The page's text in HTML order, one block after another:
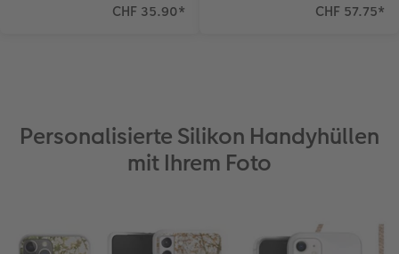
CHF 35.90* CHF 57.75*
Personalisierte Silikon Handyhüllen
mit Ihrem Foto